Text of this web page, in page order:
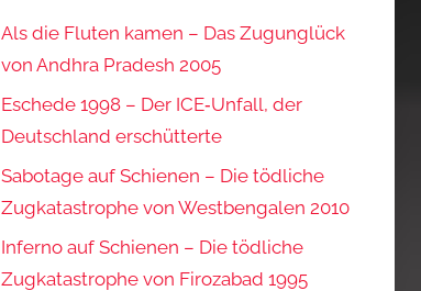
Als die Fluten kamen – Das Zugunglück
von Andhra Pradesh 2005
Eschede 1998 – Der ICE‑Unfall, der
Deutschland erschütterte
Sabotage auf Schienen – Die tödliche
Zugkatastrophe von Westbengalen 2010
Inferno auf Schienen – Die tödliche
Zugkatastrophe von Firozabad 1995